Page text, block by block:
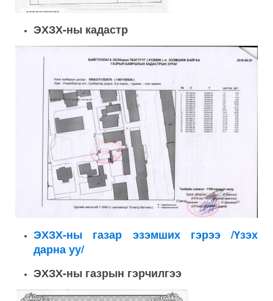
ЭХЗХ-ны кадастр
ЭХЗХ-ны газар эзэмших гэрээ /Үзэх
дарна уу/
ЭХЗХ-ны газрын гэрчилгээ